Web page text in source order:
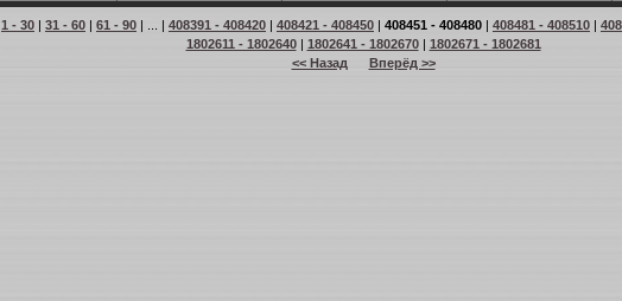
1 - 30 | 31 - 60 | 61 - 90 | ... | 408391 - 408420 | 408421 - 408450 | 408451 - 408480 | 408481 - 408510 |
1802611 - 1802640| 1802641 - 1802670| 1802671 - 1802681
<< Назад
Вперёд >>